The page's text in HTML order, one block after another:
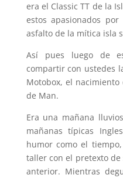
era el Classic TT de la
estos apasionados
asfalto de la mítica isla
Así pues luego de
compartir con ustedes
Motobox, el
de Man.
Era una mañana
mañanas típicas
humor como el
taller con el pretexto
anterior. Mientras